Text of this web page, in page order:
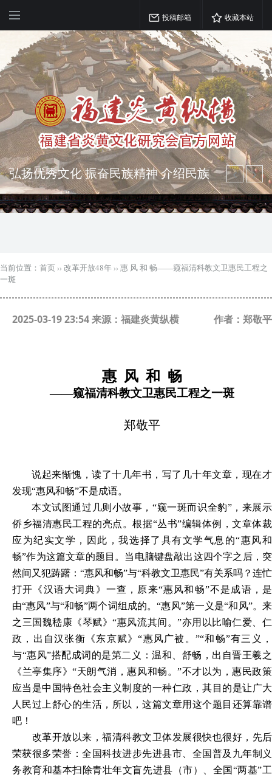
投稿邮箱 收藏本站
弘扬优秀文化 振奋民族精神 介绍民族
瑰宝 宣传中华精英
突出海西特色 报道台港澳侨 坚持古为
当前位置： 首页 ›› 改革开放48年 ›› 惠 风 和 畅——窥福清科教文卫惠民工程之
一斑
2025-03-19 23:54 来源：福建炎黄纵横 作者：郑敬平
惠 风 和 畅
——窥福清科教文卫惠民工程之一斑
郑敬平
说起来惭愧，读了十几年书，写了几十年文章，现在才
发现“惠风和畅”不是成语。
本文试图通过几则小故事， “窥一斑而识全豹”，来展示
侨乡福清惠民工程的亮点。根据“丛书”编辑体例，文章体裁
应为纪实文学，因此，我选择了具有文学气息的“惠风和
畅”作为这篇文章的题目。当电脑键盘敲出这四个字之后，突
然间又犯踌躇：“惠风和畅”与“科教文卫惠民”有关系吗？连忙
打开《汉语大词典》一查，原来“惠风和畅”不是成语，是
由“惠风”与“和畅”两个词组成的。“惠风”第一义是“和风”。来
之三国魏嵇康《琴赋》“惠风流其间。”亦用以比喻仁爱、仁
政，出自汉张衡《东京赋》“惠风广被。”“和畅”有三义，
与“惠风”搭配成词的是第二义：温和、舒畅，出自晋王羲之
《兰亭集序》“天朗气消，惠风和畅。”不才以为，惠民政策
应当是中国特色社会主义制度的一种仁政，其目的是让广大
人民过上舒心的生活，所以，这篇文章用这个题目还算靠谱
吧！
改革开放以来，福清科教文卫体发展很快也很好，先后
荣获很多荣誉：全国科技进步先进县市、全国普及九年制义
务教育和基本扫除青壮年文盲先进县（市）、全国“两基”工